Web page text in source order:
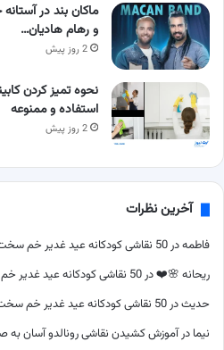
ماکان بند در
و رهام هادیان…
2 روز پیش
نحوه تمیز کردن
استفاده و ممنوعه
2 روز پیش
آخرین نظرات
فاطمهدر50 نقاشی کودکانه عید غدیر خم سخت و آسان و برای رنگ آمیزی
ریحانه 🌸❤️در50 نقاشی کودکانه عید غدیر خم سخت و آسان و برای رنگ آمیزی
حدیثدر50 نقاشی کودکانه عید غدیر خم سخت و آسان و برای رنگ آمیزی
نیما درآموزش کشیدن نقاشی رونالدو آسان به